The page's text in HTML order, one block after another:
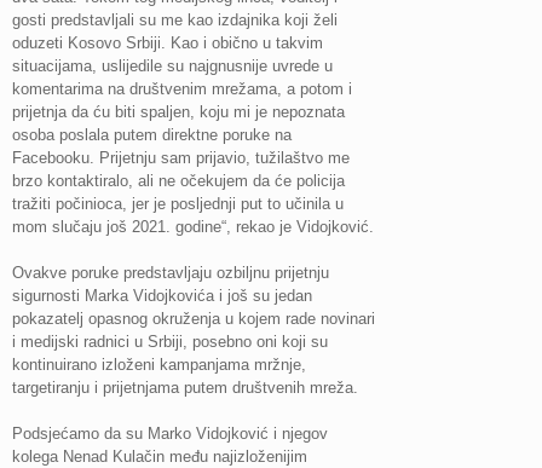
gosti predstavljali su me kao izdajnika koji želi
oduzeti Kosovo Srbiji. Kao i obično u takvim
situacijama, uslijedile su najgnusnije uvrede u
komentarima na društvenim mrežama, a potom i
prijetnja da ću biti spaljen, koju mi je nepoznata
osoba poslala putem direktne poruke na
Facebooku. Prijetnju sam prijavio, tužilaštvo me
brzo kontaktiralo, ali ne očekujem da će policija
tražiti počinioca, jer je posljednji put to učinila u
mom slučaju još 2021. godine“, rekao je Vidojković.
Ovakve poruke predstavljaju ozbiljnu prijetnju
sigurnosti Marka Vidojkovića i još su jedan
pokazatelj opasnog okruženja u kojem rade novinari
i medijski radnici u Srbiji, posebno oni koji su
kontinuirano izloženi kampanjama mržnje,
targetiranju i prijetnjama putem društvenih mreža.
Podsjećamo da su Marko Vidojković i njegov
kolega Nenad Kulačin među najizloženijim